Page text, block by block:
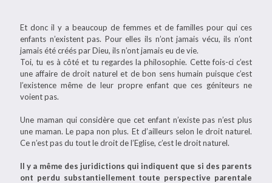
Et donc il y a beaucoup de femmes et de familles pour qui ces
enfants n’existent pas. Pour elles ils n’ont jamais vécu, ils n’ont
jamais été créés par Dieu, ils n’ont jamais eu de vie.
Toi, tu es à côté et tu regardes la philosophie. Cette fois-ci c’est
une affaire de droit naturel et de bon sens humain puisque c’est
l’existence même de leur propre enfant que ces géniteurs ne
voient pas.
Une maman qui considère que cet enfant n’existe pas n’est plus
une maman. Le papa non plus. Et d’ailleurs selon le droit naturel.
Ce n’est pas du tout le droit de l’Eglise, c’est le droit naturel.
Il y a même des juridictions qui indiquent que si des parents
ont perdu substantiellement toute perspective parentale